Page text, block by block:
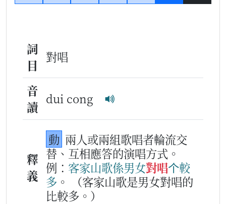
詞
目
對唱
音
讀
dui cong
釋
義
動 兩人或兩組歌唱者輪流交
替、互相應答的演唱方式。
例： 客家山歌係男女對唱个較
多 。
（客家山歌是男女對唱的
比較多。）